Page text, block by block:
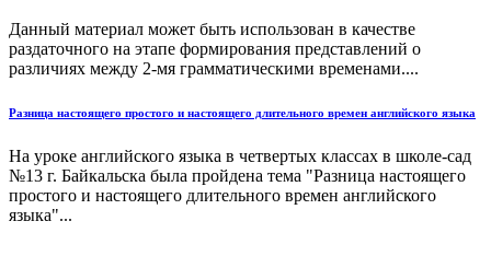
Данный материал может быть использован в качестве
раздаточного на этапе формирования представлений о
различиях между 2-мя грамматическими временами....
Разница настоящего простого и настоящего длительного времен английского языка
На уроке английского языка в четвертых классах в школе-сад
№13 г. Байкальска была пройдена тема "Разница настоящего
простого и настоящего длительного времен английского
языка"...